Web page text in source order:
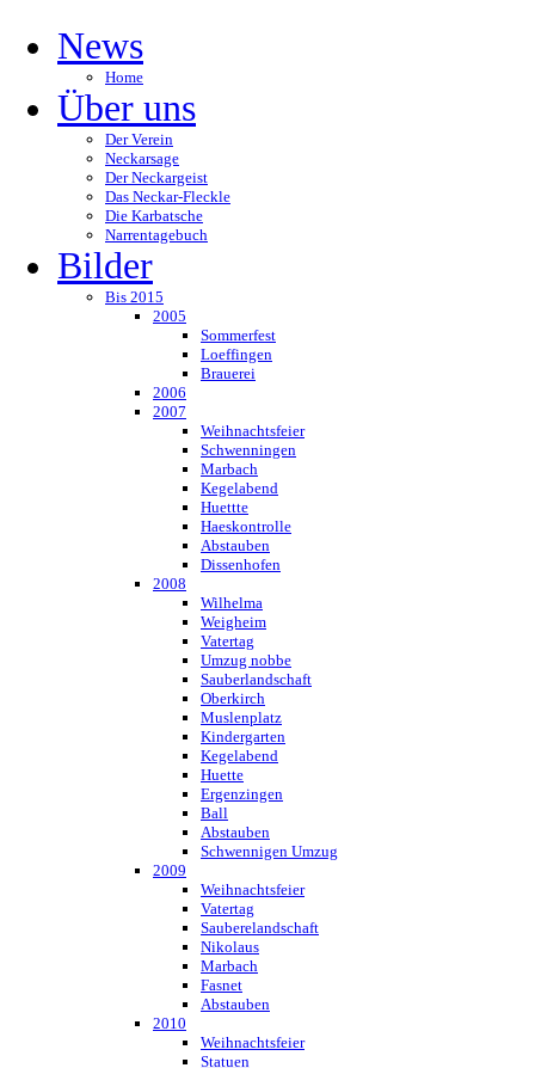
News
Home
Über uns
Der Verein
Neckarsage
Der Neckargeist
Das Neckar-Fleckle
Die Karbatsche
Narrentagebuch
Bilder
Bis 2015
2005
Sommerfest
Loeffingen
Brauerei
2006
2007
Weihnachtsfeier
Schwenningen
Marbach
Kegelabend
Huettte
Haeskontrolle
Abstauben
Dissenhofen
2008
Wilhelma
Weigheim
Vatertag
Umzug nobbe
Sauberlandschaft
Oberkirch
Muslenplatz
Kindergarten
Kegelabend
Huette
Ergenzingen
Ball
Abstauben
Schwennigen Umzug
2009
Weihnachtsfeier
Vatertag
Sauberelandschaft
Nikolaus
Marbach
Fasnet
Abstauben
2010
Weihnachtsfeier
Statuen